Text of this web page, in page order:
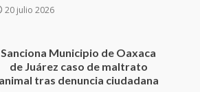
16 julio 2026
California; FGR lo investiga por
presuntos delitos de
delincuencia organizada y